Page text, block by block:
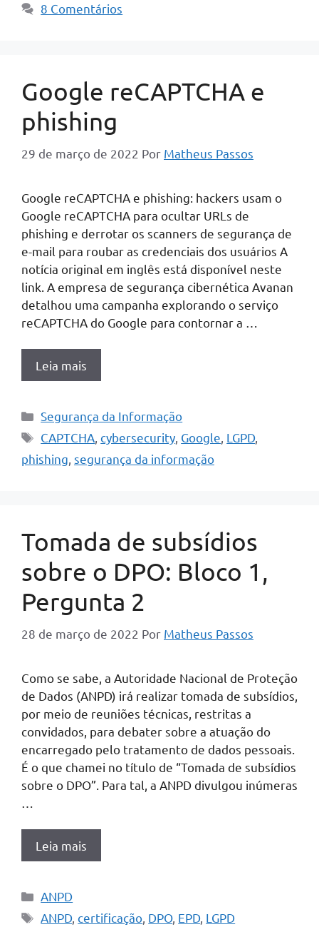
8 Comentários
Google reCAPTCHA e
phishing
29 de março de 2022 Por Matheus Passos
Google reCAPTCHA e phishing: hackers usam o
Google reCAPTCHA para ocultar URLs de
phishing e derrotar os scanners de segurança de
e-mail para roubar as credenciais dos usuários A
notícia original em inglês está disponível neste
link. A empresa de segurança cibernética Avanan
detalhou uma campanha explorando o serviço
reCAPTCHA do Google para contornar a …
Leia mais
Categorias
Segurança da Informação
Tags
CAPTCHA ,cybersecurity Google LGPD
phishing segurança da informação
Tomada de subsídios
sobre o DPO: Bloco 1,
Pergunta 2
28 de março de 2022 Por Matheus Passos
Como se sabe, a Autoridade Nacional de Proteção
de Dados (ANPD) irá realizar tomada de subsídios,
por meio de reuniões técnicas, restritas a
convidados, para debater sobre a atuação do
encarregado pelo tratamento de dados pessoais.
É o que chamei no título de “Tomada de subsídios
sobre o DPO”. Para tal, a ANPD divulgou inúmeras
Leia mais
Categorias
ANPD
Tags
ANPD ,certificação DPO, EPD LGPD